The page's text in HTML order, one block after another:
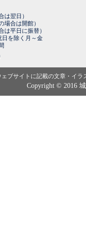
は翌日）
場合は開館）
は平日に振替）
く月～金
ェブサイトに記載の文章・イ
Copyright © 2016